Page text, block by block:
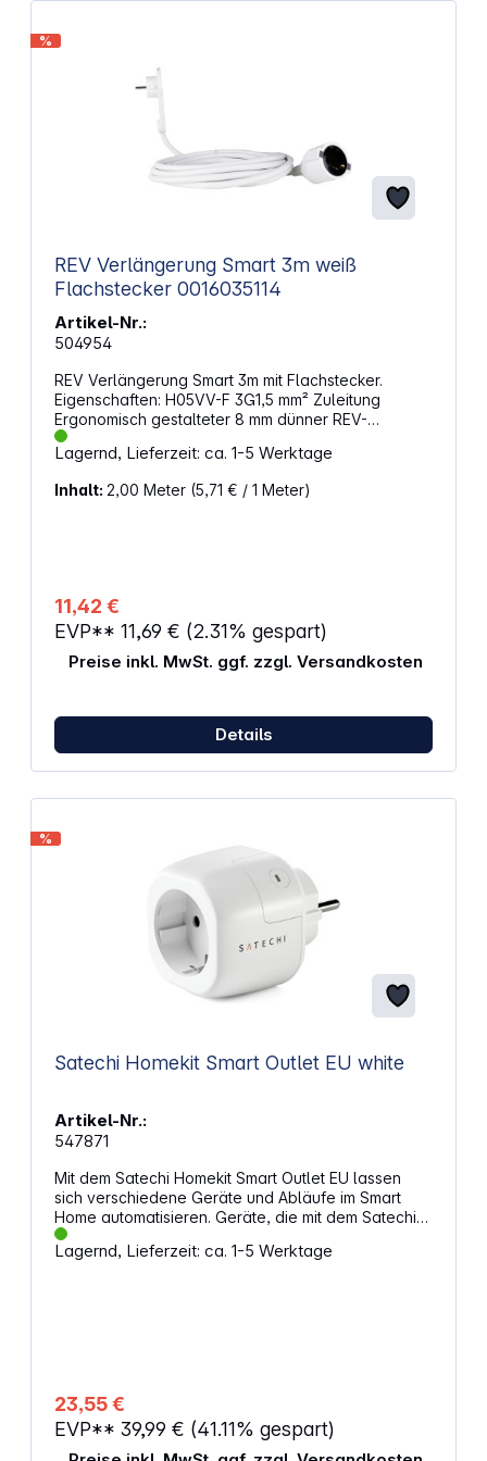
aufgerollter Zustand 230V: 1.000 W Leistung
abgerollter Zustand 230V: 3.300 W
Trommeldurchmesser: 300 mm Abmessungen (L x B
%
REV Verlängerung Smart 3m weiß
Flachstecker 0016035114
Artikel-Nr.:
504954
REV Verlängerung Smart 3m mit Flachstecker.
Eigenschaften: H05VV-F 3G1,5 mm² Zuleitung
Ergonomisch gestalteter 8 mm dünner REV-
Flachstecker Passt hinter Ihre Möbel Mit
ausklappbarem Griff für einfaches Herausziehen
3500 W Mittlere mechanische Beanspruchung
Lagernd, Lieferzeit: ca. 1-5 Werktage
Inhalt: 2,00 Meter (5,71 € / 1 Meter)
11,42 €
EVP** 11,69 € (2.31% gespart)
Preise inkl. MwSt. ggf. zzgl. Versandkosten
Details
%
Satechi Homekit Smart Outlet EU white
Artikel-Nr.:
547871
Mit dem Satechi Homekit Smart Outlet EU lassen
sich verschiedene Geräte und Abläufe im Smart
Home automatisieren. Geräte, die mit dem Satechi
Homekit Smart Outlet angeschlossen werden
können automatisiert und aus der Ferne bedient
Smart Outlet ist kompatibel mit dem Apple Homekit
und verbindet sich einfach mit dem bereits
bestehenden 2.4hz Netzwerk und macht es
möglich, Geräte mit Siri zu steuern, Szenarien zu
Lagernd, Lieferzeit: ca. 1-5 Werktage
23,55 €
EVP** 39,99 € (41.11% gespart)